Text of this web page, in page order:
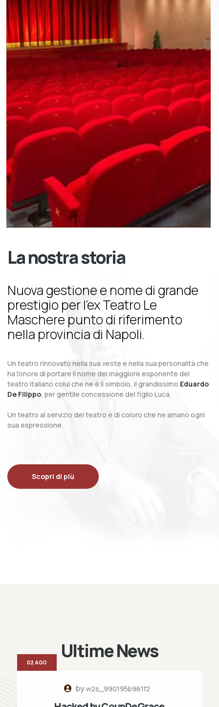
La nostra storia
Nuova gestione e nome di grande
prestigio per l’ex Teatro Le
Maschere punto di riferimento
nella provincia di Napoli.
Un teatro rinnovato nella sua veste e nella sua personalità che
ha l’onore di portare il nome del maggiore esponente del
teatro italiano colui che ne è il simbolo, il grandissimo Eduardo
De Filippo, per gentile concessione del figlio Luca.
Un teatro al servizio del teatro e di coloro che ne amano ogni
sua espressione.
Scopri di più
Ultime News
byw2s_990195b961f2
02 AGO